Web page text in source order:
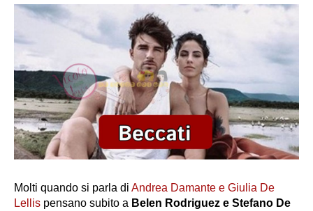
Molti quando si parla di Andrea Damante e Giulia De
Lellis pensano subito a Belen Rodriguez e Stefano De